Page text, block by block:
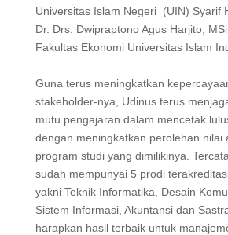
Universitas Islam Negeri (UIN) Syarif
Dr. Drs. Dwipraptono Agus Harjito,
Fakultas Ekonomi Universitas Islam
Guna terus meningkatkan
stakeholder-nya, Udinus terus
mutu pengajaran dalam mencetak
dengan meningkatkan perolehan nilai
program studi yang dimilikinya.
sudah mempunyai 5 prodi
yakni Teknik Informatika, Desain
Sistem Informasi, Akuntansi dan
harapkan hasil terbaik untuk